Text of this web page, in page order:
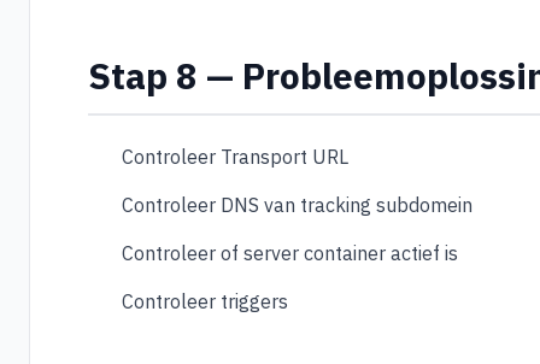
Stap 8 —
Controleer Transport URL
Controleer DNS van tracking subdomein
Controleer of server container actief is
Controleer triggers